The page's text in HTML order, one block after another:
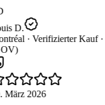
D.
· Verifizierter Kauf ·
März 2026